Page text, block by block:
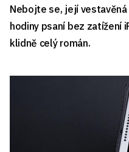
Nebojte se, její
hodiny psaní bez zatížení
klidně celý román.